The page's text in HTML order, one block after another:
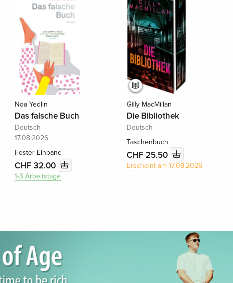
Noa Yedlin
Das falsche Buch
Deutsch
17.08.2026
Fester Einband
CHF 32.00
1-3 Arbeitstage
Gilly MacMillan
Die Bibliothek
Deutsch
Taschenbuch
CHF 25.50
Erscheint am 17.08.2026